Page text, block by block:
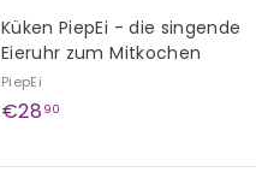
Küken PiepEi - die singende
Eieruhr zum Mitkochen
PiepEi
€28 90
8